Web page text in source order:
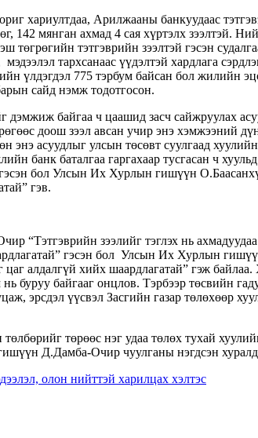
хариултдаа, Арилжааны банкуудаас
142 мянган ахмад 4 сая хүртэлх зээлтэй.
тэтгэврийн зээлтэй гэсэн
тархсанаас үүдэлтэй хардлага
үлдэгдэл 775 тэрбум байсан бол
сайд нэмж тодотгосон.
дэмжиж байгаа ч цаашид засч
доош зээл авсан учир энэ хэмжээний
энэ асуудлыг улсын төсөвт суулгаад
банк баталгаа гаргахаар тусгасан ч
бол Улсын Их Хурлын гишүүн
гэв.
зээлийг тэглэх нь ахмадуудаа
гэсэн бол Улсын Их Хурлын
цаг алдалгүй хийх шаардлагатай” гэж
буруу байгааг онцлов. Тэрбээр төсвийн
эрсдэл үүсвэл Засгийн газар төлөхөөр
төрөөс нэг удаа төлөх тухай
Д.Дамба-Очир чуулганы нэгдсэн
олон нийттэй харилцах хэлтэс